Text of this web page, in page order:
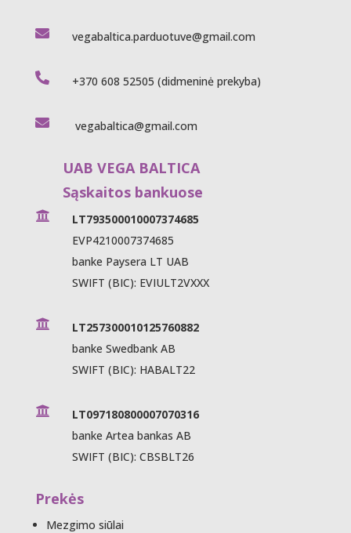
 vegabaltica.parduotuve@gmail.com
 +370 608 52505 (didmeninė prekyba)
 vegabaltica@gmail.com
UAB VEGA BALTICA
Sąskaitos bankuose

LT793500010007374685
EVP4210007374685
banke Paysera LT UAB
SWIFT (BIC): EVIULT2VXXX

LT257300010125760882
banke Swedbank AB
SWIFT (BIC): HABALT22

LT097180800007070316
banke Artea bankas AB
SWIFT (BIC): CBSBLT26
Prekės
Mezgimo siūlai